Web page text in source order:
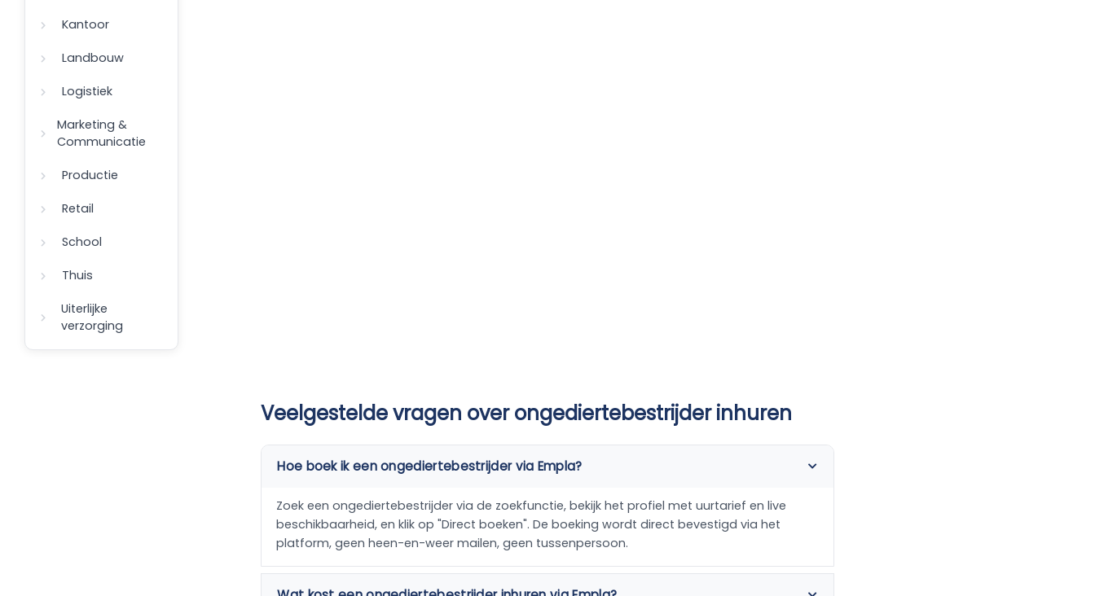
Kantoor
Landbouw
Logistiek
Marketing &
Communicatie
Productie
Retail
School
Thuis
Uiterlijke
verzorging
Veelgestelde vragen over ongediertebestrijder inhuren
Hoe boek ik een ongediertebestrijder via Empla?
Zoek een ongediertebestrijder via de zoekfunctie, bekijk het profiel met uurtarief en live
beschikbaarheid, en klik op "Direct boeken". De boeking wordt direct bevestigd via het
platform, geen heen-en-weer mailen, geen tussenpersoon.